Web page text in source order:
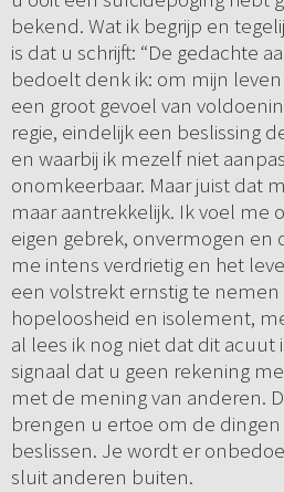
bekend. Wat ik begrijp en
is dat u schrijft: “De gedachte
bedoelt denk ik: om mijn
een groot gevoel van
regie, eindelijk een beslissing
en waarbij ik mezelf niet
onomkeerbaar. Maar juist dat
maar aantrekkelijk. Ik voel me
eigen gebrek, onvermogen en
me intens verdrietig en het
een volstrekt ernstig te nemen
hopeloosheid en isolement,
al lees ik nog niet dat dit acuut
signaal dat u geen rekening
met de mening van anderen.
brengen u ertoe om de
beslissen. Je wordt er
sluit anderen buiten.